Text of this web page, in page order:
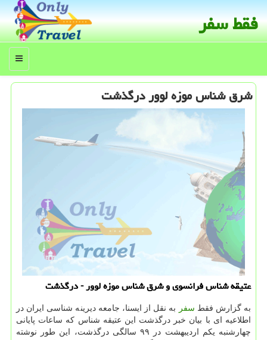
فقط سفر
منو
شرق شناس موزه لوور درگذشت
عتیقه شناس فرانسوی و شرق شناس موزه لوور - درگذشت
به گزارش فقط سفر
به نقل از ایسنا، جامعه دیرینه شناسی ایران در
اطلاعیه ای با بیان خبر درگذشت این عتیقه شناس که ساعات پایانی
چهارشنبه یکم اردیبهشت در ۹۹ سالگی درگذشت، این طور نوشته